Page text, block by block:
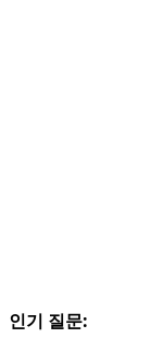
인기 질문: